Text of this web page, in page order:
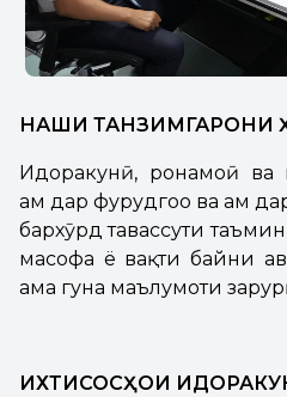
НАҚШИ ТАНЗИМГАРОНИ
Идоракунӣ, роҳнамоӣ ва
ҳам дар фурудгоҳҳо ва ҳам
бархӯрд тавассути
масофа ё вақти байни
ҳама гуна маълумоти
ИХТИСОСҲОИ